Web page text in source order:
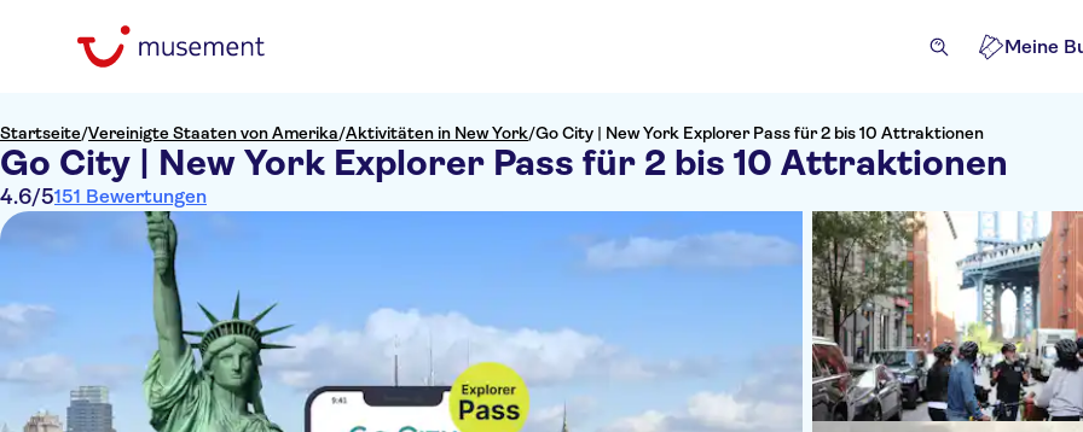
Meine
Startseite/Vereinigte Staaten von Amerika/Aktivitäten in New York/Go City | New York Explorer Pass für 2 bis 10 Attraktionen
Go City | New York Explorer Pass für 2 bis 10 Attraktionen
4.6/5151 Bewertungen